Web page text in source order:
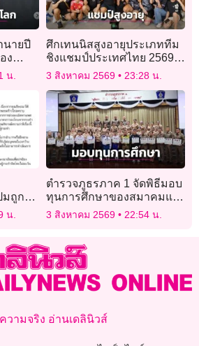
ายปี
ง
งก่อ
น.
ศึกเทนนิสสูงอายุประเภททีม
ชิงแชมป์ประเทศไทย 2569″
ทำสถิตินักกีฬาร่วมชิงชัย
3 สิงหาคม 2569 23:28 น.
มถูก
การ
น.
ตำรวจภูธรภาค 1 จัดพิธีมอบ
ทุนการศึกษาของสมาคมแม่
บ้านตำรวจ ประจำปี 2569
3 สิงหาคม 2569 22:54 น.
วามจริง อ่านเดลินิวส์